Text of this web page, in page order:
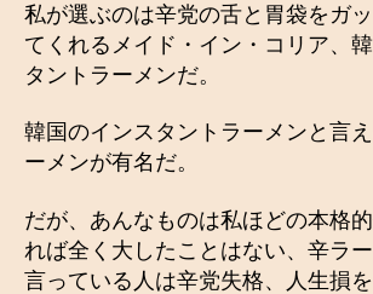
私が選ぶのは辛党の舌と胃袋をガ
てくれるメイド・イン・コリア、
タントラーメンだ。
韓国のインスタントラーメンと言
ーメンが有名だ。
だが、あんなものは私ほどの本格
れば全く大したことはない、辛ラ
言っている人は辛党失格、人生損を